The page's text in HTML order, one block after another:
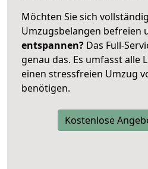
Möchten Sie sich
Umzugsbelangen befreien
entspannen? Das Full-
genau das. Es umfasst alle
einen stressfreien Umzug
benötigen.
Kostenlose